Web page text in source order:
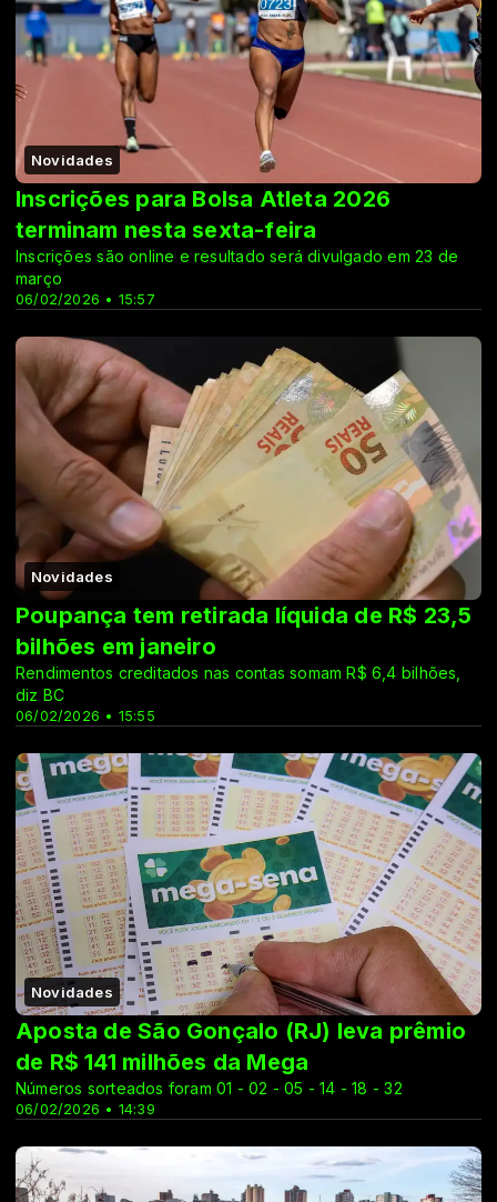
Novidades
06/02/2026 • 15:57
Inscrições para Bolsa Atleta 2026
terminam nesta sexta-feira
Inscrições são online e resultado será divulgado em 23 de
março
Novidades
06/02/2026 • 15:55
Poupança tem retirada líquida de R$ 23,5
bilhões em janeiro
Rendimentos creditados nas contas somam R$ 6,4 bilhões,
diz BC
Novidades
06/02/2026 • 14:39
Aposta de São Gonçalo (RJ) leva prêmio
de R$ 141 milhões da Mega
Números sorteados foram 01 - 02 - 05 - 14 - 18 - 32